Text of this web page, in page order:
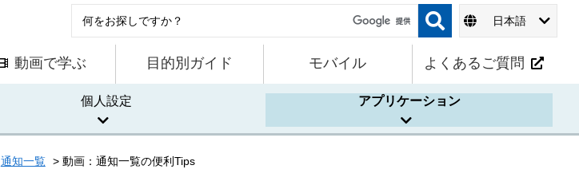
日本語
動画で学ぶ 目的別ガイド モバイル よくあるご質問
個人設定 アプリケーション
通知一覧 動画：通知一覧の便利Tips